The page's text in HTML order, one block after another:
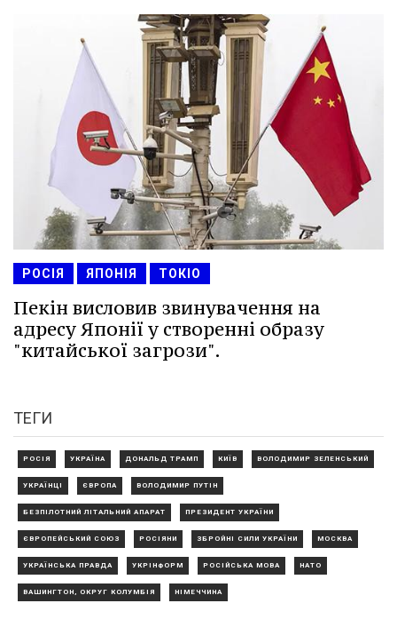
РОСІЯ ЯПОНІЯ ТОКІО
Пекін висловив звинувачення на
адресу Японії у створенні образу
"китайської загрози".
ТЕГИ
РОСІЯ УКРАЇНА ДОНАЛЬД ТРАМП КИЇВ ВОЛОДИМИР ЗЕЛЕНСЬКИЙ
УКРАЇНЦІ ЄВРОПА ВОЛОДИМИР ПУТІН
БЕЗПІЛОТНИЙ ЛІТАЛЬНИЙ АПАРАТ ПРЕЗИДЕНТ УКРАЇНИ
ЄВРОПЕЙСЬКИЙ СОЮЗ РОСІЯНИ ЗБРОЙНІ СИЛИ УКРАЇНИ МОСКВА
УКРАЇНСЬКА ПРАВДА УКРІНФОРМ РОСІЙСЬКА МОВА НАТО
ВАШИНГТОН, ОКРУГ КОЛУМБІЯ НІМЕЧЧИНА